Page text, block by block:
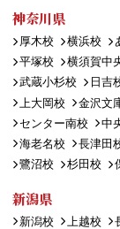
神奈川県
厚木校 横浜校
平塚校
横須賀中
武蔵小杉校
日吉
上大岡校
金沢文
センター南校
中
海老名校
長津田
鷺沼校
杉田校
新潟県
新潟校 上越校